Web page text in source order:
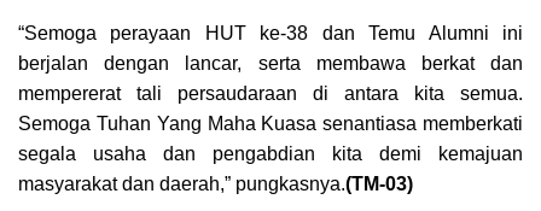
“Semoga perayaan HUT ke-38 dan Temu Alumni ini
berjalan dengan lancar, serta membawa berkat dan
mempererat tali persaudaraan di antara kita semua.
Semoga Tuhan Yang Maha Kuasa senantiasa memberkati
segala usaha dan pengabdian kita demi kemajuan
masyarakat dan daerah,” pungkasnya.(TM-03)